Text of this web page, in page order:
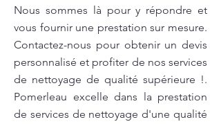
Nous sommes là pour y répondre et
vous fournir une prestation sur mesure.
Contactez-nous pour obtenir un devis
personnalisé et profiter de nos services
de nettoyage de qualité supérieure !.
Pomerleau excelle dans la prestation
de services de nettoyage d'une qualité